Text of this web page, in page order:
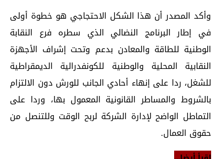
وأكد المصدر أن هذا الشكل الاحتجاجي هو خطوة أولى
في إطار البرنامج النضالي الذي سطره فرع النقابة
الوطنية للطاقة والمعادن بدعم وتحت إشراف الأجهزة
النقابية المحلية والوطنية للكونفدرالية الديمقراطية
للشغل، ردا على إنهاء أحادي الجانب للورش دون الالتزام
بالشروط والمساطر القانونية المعمول بها، وردا على
التماطل الواضح لإدارة الشركة لربح الوقت وللتنصل من
حقوق العمال.